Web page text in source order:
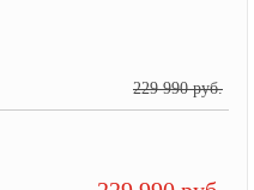
229 990 руб.